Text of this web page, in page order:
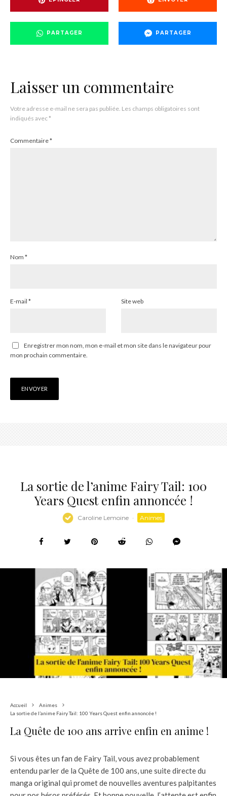
PARTAGER PARTAGER
Laisser un commentaire
Votre adresse e-mail ne sera pas publiée. Les champs obligatoires sont
indiqués avec*
Commentaire*
Nom *
E-mail * Site web
Enregistrer mon nom, mon e-mail et mon site dans le navigateur pour
mon prochain commentaire.
La sortie de l’anime Fairy Tail: 100
Years Quest enfin annoncée !
Caroline Lemoine · Animes
Accueil
Animes
La sortie de l’anime Fairy Tail: 100 Years Quest enfin annoncée !
La Quête de 100 ans arrive enfin en anime !
Si vous êtes un fan de Fairy Tail, vous avez probablement
entendu parler de la Quête de 100 ans, une suite directe du
manga original qui promet de nouvelles aventures palpitantes